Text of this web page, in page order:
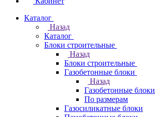
Каталог
Назад
Каталог
Блоки строительные
Назад
Блоки строительные
Газобетонные блоки
Назад
Газобетонные блоки
По размерам
Газосиликатные блоки